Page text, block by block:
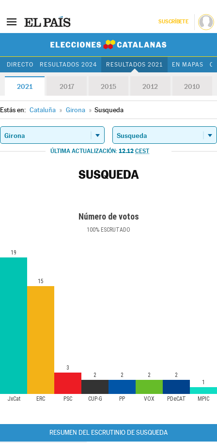
SUSCRÍBETE
DIRECTO RESULTADOS 2024 RESULTADOS 2021 EN MAPAS
2021 2017 2015 2012 2010
Estás en: Cataluña » Girona » Susqueda
ÚLTIMA ACTUALIZACIÓN: 12.12 CEST
SUSQUEDA
Número de votos
100% ESCRUTADO
JxCat ERC PSC CUP-G PP VOX PDeCAT MPIC
19
15
3
2
2 2
2
1
RESUMEN DEL ESCRUTINIO DE SUSQUEDA